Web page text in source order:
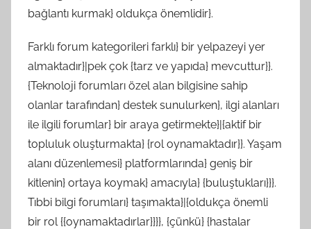
bağlantı kurmak} oldukça önemlidir}.
Farklı forum kategorileri farklı} bir yelpazeyi yer
almaktadır}|pek çok {tarz ve yapıda} mevcuttur}}.
{Teknoloji forumları özel alan bilgisine sahip
olanlar tarafından} destek sunulurken}, ilgi alanları
ile ilgili forumlar} bir araya getirmekte}|{aktif bir
topluluk oluşturmakta} {rol oynamaktadır}}. Yaşam
alanı düzenlemesi} platformlarında} geniş bir
kitlenin} ortaya koymak} amacıyla} {buluştukları}}}.
Tıbbi bilgi forumları} taşımakta}|{oldukça önemli
bir rol {{oynamaktadırlar}}}}, {çünkü} {hastalar